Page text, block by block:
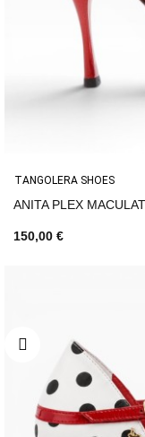
TANGOLERA SHOES
ANITA PLEX
150,00 €